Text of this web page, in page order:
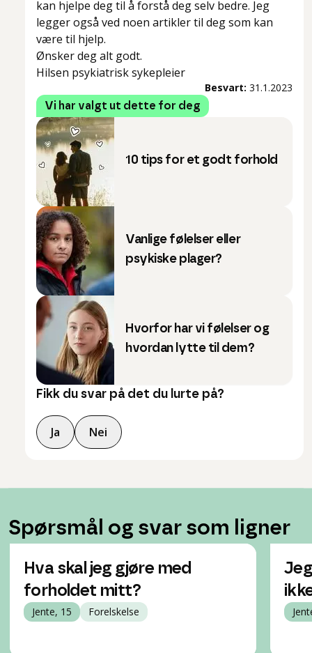
kan hjelpe deg til å forstå deg selv bedre. Jeg
legger også ved noen artikler til deg som kan
være til hjelp.
Ønsker deg alt godt.
Hilsen psykiatrisk sykepleier
Besvart: 31.1.2023
Vi har valgt ut dette for deg
10 tips for et godt forhold
Vanlige følelser eller
psykiske plager?
Hvorfor har vi følelser og
hvordan lytte til dem?
Fikk du svar på det du lurte på?
Ja Nei
Spørsmål og svar som ligner
Hva skal jeg gjøre med
forholdet mitt?
Jente, 15 Forelskelse